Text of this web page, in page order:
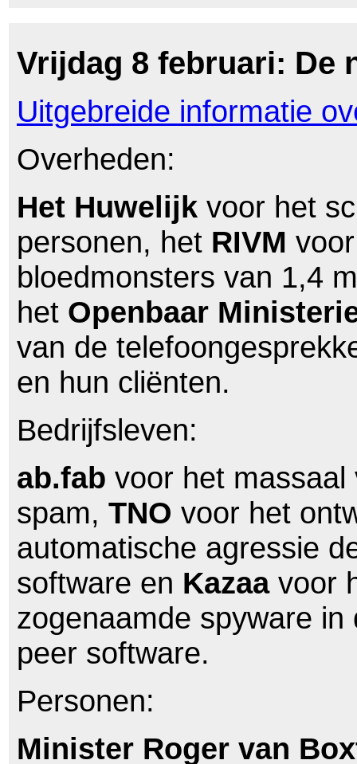
Vrijdag 8 februari: De
Uitgebreide informatie
Overheden:
Het Huwelijk voor het
personen, het RIVM
bloedmonsters van 1,4
het Openbaar
van de
en hun cliënten.
Bedrijfsleven:
ab.fab voor het
spam, TNO voor het
automatische agressie
software en Kazaavoor
zogenaamde spyware
peer software.
Personen:
Minister Roger van